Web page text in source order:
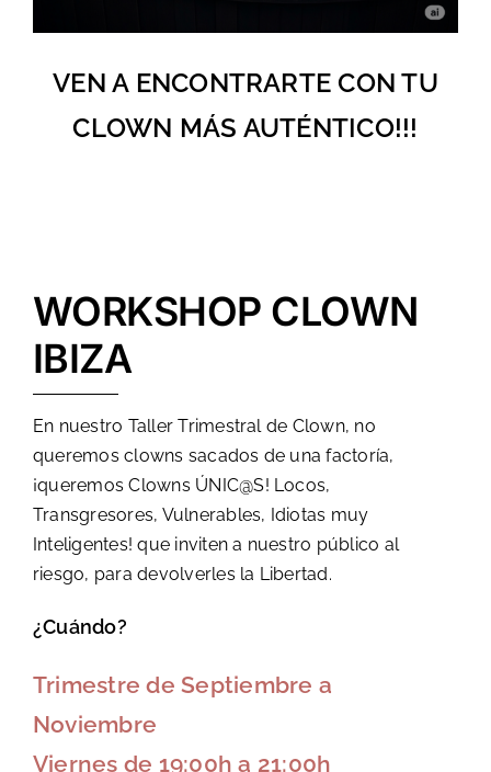
VEN A ENCONTRARTE CON TU
CLOWN MÁS AUTÉNTICO!!!
WORKSHOP CLOWN
IBIZA
En nuestro Taller Trimestral de Clown, no
queremos clowns sacados de una factoría,
¡queremos Clowns ÚNIC@S! Locos,
Transgresores, Vulnerables, Idiotas muy
Inteligentes! que inviten a nuestro público al
riesgo, para devolverles la Libertad.
¿Cuándo?
Trimestre de Septiembre a
Noviembre
Viernes de 19:00h a 21:00h